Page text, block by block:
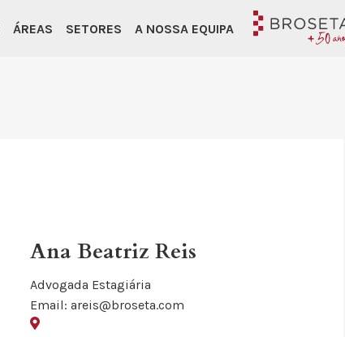
ÁREAS SETORES A NOSSA EQUIPA
Ana Beatriz Reis
Advogada Estagiária
Email: areis@broseta.com